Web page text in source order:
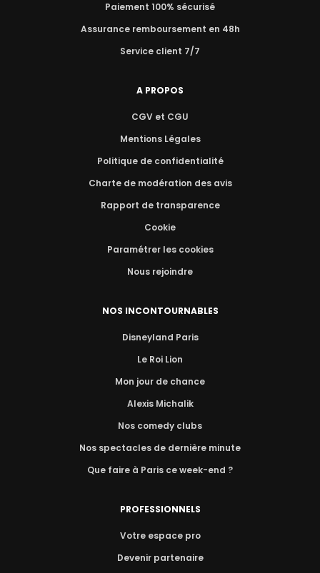
Paiement 100% sécurisé
Assurance remboursement en 48h
Service client 7/7
A PROPOS
CGV et CGU
Mentions Légales
Politique de confidentialité
Charte de modération des avis
Rapport de transparence
Cookie
Paramétrer les cookies
Nous rejoindre
NOS INCONTOURNABLES
Disneyland Paris
Le Roi Lion
Mon jour de chance
Alexis Michalik
Nos comedy clubs
Nos spectacles de dernière minute
Que faire à Paris ce week-end ?
PROFESSIONNELS
Votre espace pro
Devenir partenaire